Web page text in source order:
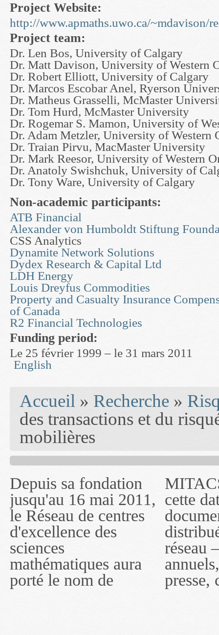
Project Website:
http://www.apmaths.uwo.ca/~mdavison/
Project team:
Dr. Len Bos, University of Calgary
Dr. Matt Davison, University of Western
Dr. Robert Elliott, University of Calgary
Dr. Marcos Escobar Anel, Ryerson
Dr. Matheus Grasselli, McMaster
Dr. Tom Hurd, McMaster University
Dr. Rogemar S. Mamon, University of
Dr. Adam Metzler, University of Western
Dr. Traian Pirvu, MacMaster University
Dr. Mark Reesor, University of Western
Dr. Anatoly Swishchuk, University of
Dr. Tony Ware, University of Calgary
Non-academic participants:
ATB Financial
Alexander von Humboldt Stiftung
CSS Analytics
Dynamite Network Solutions
Dydex Research & Capital Ltd
LDH Energy
Louis Dreyfus Commodities
Property and Casualty Insurance
of Canada
R2 Financial Technologies
Funding period:
Le 25 février 1999 – le 31 mars 2011
English
Accueil » Recherche »
des transactions et du
mobilières
Depuis sa fondation
jusqu'au 16 mai 2011,
le Réseau de centres
d'excellence des
sciences
mathématiques aura
porté le nom de
MITACS inc. Jusqu'à
cette date, les
documents publiés ou
distribués par ce
réseau — rapports
annuels, coupures de
presse, communiqués
— l'auront désigné
sous le nom de
MITACS inc. À
compter du 16 mai
2011, toutefois, le
réseau portera le nom